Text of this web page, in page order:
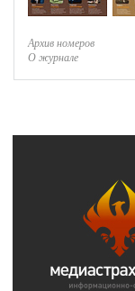
Архив номеров
О журнале